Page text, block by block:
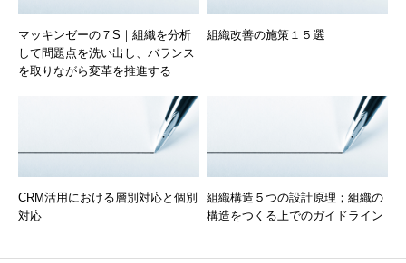
マッキンゼーの７S｜組織を分析
して問題点を洗い出し、バランス
を取りながら変革を推進する
組織改善の施策１５選
CRM活用における層別対応と個別
対応
組織構造５つの設計原理；組織の
構造をつくる上でのガイドライン